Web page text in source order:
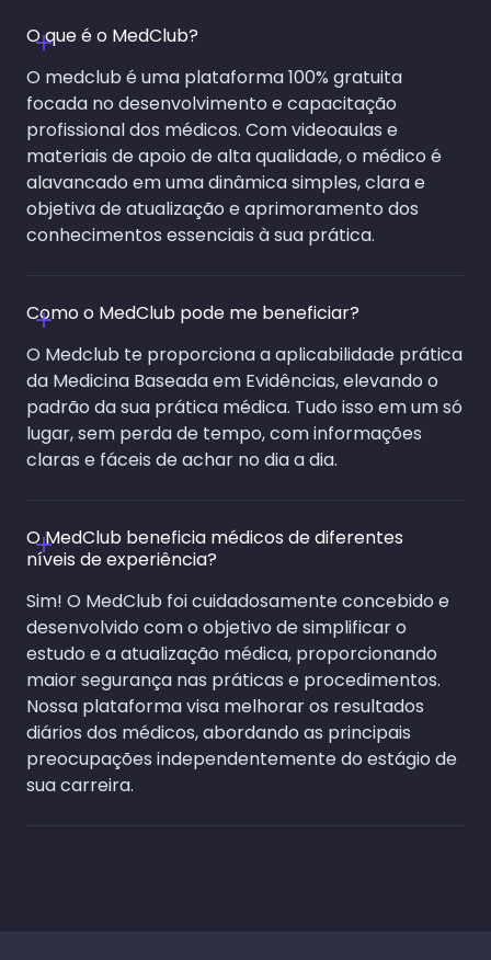
O que é o MedClub?
O medclub é uma plataforma 100% gratuita
focada no desenvolvimento e capacitação
profissional dos médicos. Com videoaulas e
materiais de apoio de alta qualidade, o médico é
alavancado em uma dinâmica simples, clara e
objetiva de atualização e aprimoramento dos
conhecimentos essenciais à sua prática.
Como o MedClub pode me beneficiar?
O Medclub te proporciona a aplicabilidade prática
da Medicina Baseada em Evidências, elevando o
padrão da sua prática médica. Tudo isso em um só
lugar, sem perda de tempo, com informações
claras e fáceis de achar no dia a dia.
O MedClub beneficia médicos de diferentes
níveis de experiência?
Sim! O MedClub foi cuidadosamente concebido e
desenvolvido com o objetivo de simplificar o
estudo e a atualização médica, proporcionando
maior segurança nas práticas e procedimentos.
Nossa plataforma visa melhorar os resultados
diários dos médicos, abordando as principais
preocupações independentemente do estágio de
sua carreira.